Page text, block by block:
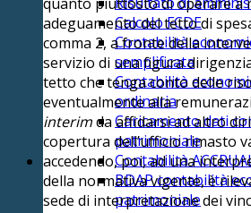
Calcolo FCDE
Contabilità
semplificata
Contabilità
ordinaria
Caricamento dati
patrimoniale
Contabilità
BDAP contabilità
patrimoniale
adeguamento del tetto di
comma 2, a fronte della
servizio di una figura
tetto che tenga conto delle
eventualmente alla
interimda affidarsi ad altro
copertura dell’ufficio rimasto
accedendo, poi, ad una
della normativa vigente, è
sede di interpretazione dei